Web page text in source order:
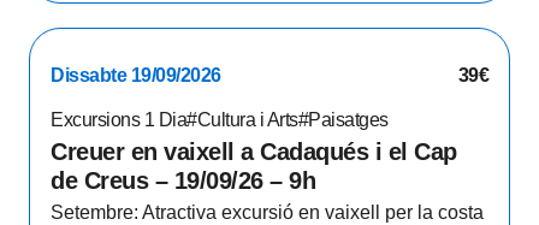
Dissabte 19/09/2026 39€
Excursions 1 Dia#Cultura i Arts#Paisatges
Creuer en vaixell a Cadaqués i el Cap
de Creus – 19/09/26 – 9h
Setembre: Atractiva excursió en vaixell per la costa